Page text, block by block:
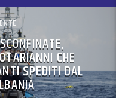
CHE
SPEDITI DAL